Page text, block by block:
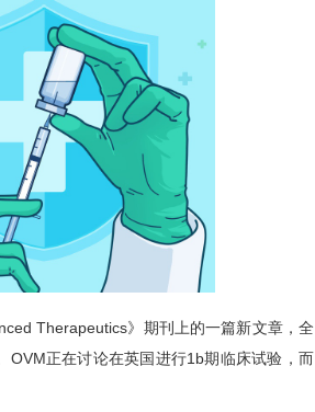
Therapeutics》期刊上的一篇新文章，全
OVM正在讨论在英国进行1b期临床试验，而